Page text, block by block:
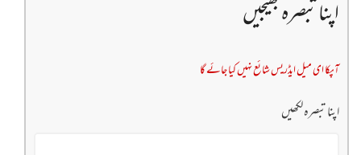
اپنا تبصرہ بھیجیں
آپکا ای میل ایڈریس شائع نہیں کیا جائے گا
اپنا تبصرہ لکھیں